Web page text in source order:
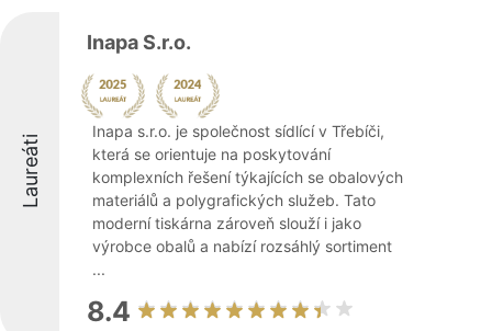
Laureáti
Inapa S.r.o.
Inapa s.r.o. je společnost sídlící v Třebíči,
která se orientuje na poskytování
komplexních řešení týkajících se obalových
materiálů a polygrafických služeb. Tato
moderní tiskárna zároveň slouží i jako
výrobce obalů a nabízí rozsáhlý sortiment
...
8.4